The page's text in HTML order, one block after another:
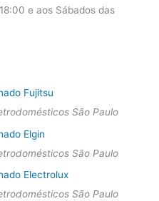
e aos Sábados das
Fujitsu
São Paulo
Elgin
São Paulo
Electrolux
São Paulo